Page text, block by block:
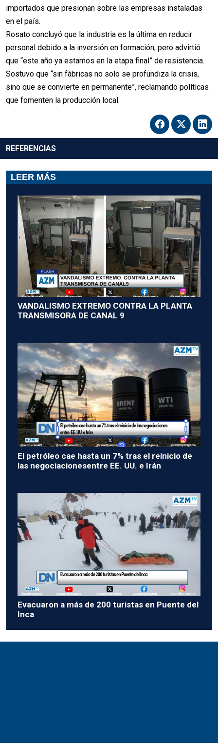
importados que presionan sobre las empresas instaladas
en el país.
Rosato concluyó que la industria es la última en reducir
personal debido a la inversión en formación, pero advirtió
que “este año ya estamos en la etapa final” de resistencia.
Sostuvo que “sin fábricas no solo se profundiza la crisis,
sino que se convierte en permanente”, reclamando políticas
que fomenten la producción local.
REFERENCIAS
LEER MÁS
VANDALISMO EXTREMO CONTRA LA PLANTA
TRANSMISORA DE CANAL 9
El petróleo cae hasta un 7% tras el reinicio de
las negociacionesentre EE. UU. e Irán
Evacuaron a más de 200 turistas en Puente del
Inca